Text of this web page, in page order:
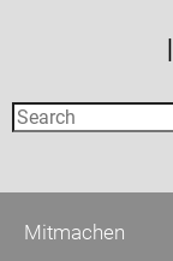
Mitmachen